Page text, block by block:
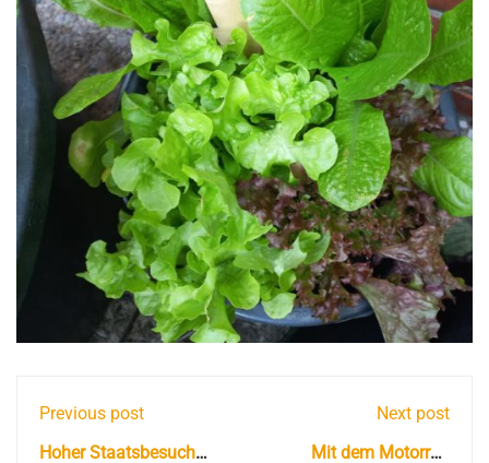
Previous post
Hoher Staatsbesuch
Next post
Mit dem Motorrad